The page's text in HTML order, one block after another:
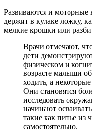
Развиваются и моторные
держит в кулаке ложку,
мелкие крошки или
Врачи отмечают,
дети
физическом и
возрасте малыши
ходить, а
Они становятся
исследовать
начинают
такие как питье из
самостоятельно.